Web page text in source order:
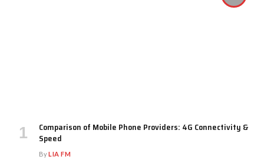
Comparison of Mobile Phone Providers: 4G Connectivity &
Speed
ByLIA FM